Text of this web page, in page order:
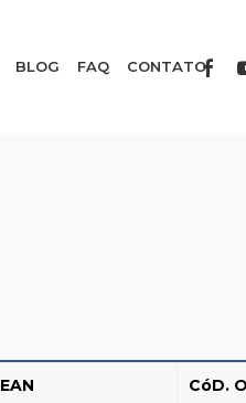
BLOG FAQ CONTATO
EAN CóD.